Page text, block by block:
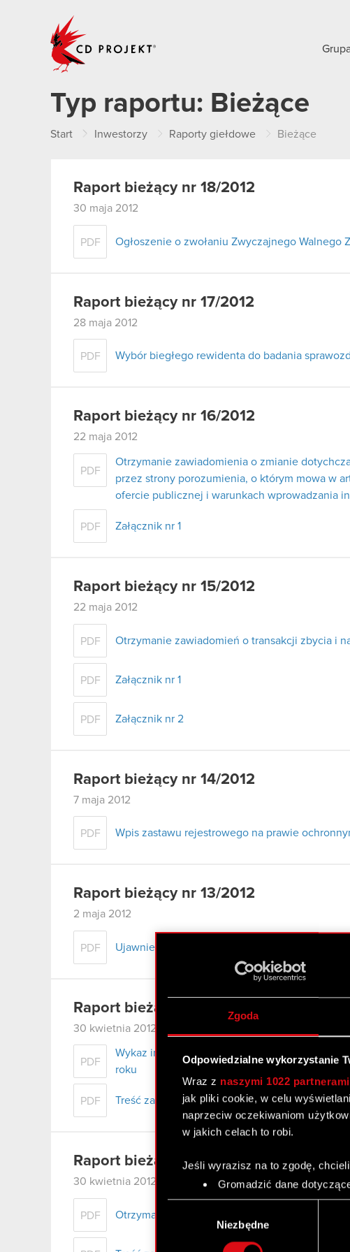
Zgoda
Odpowiedzialne wykorzystanie
Wraz z naszymi 1022 partnerami
jak pliki cookie, w celu
naprzeciw oczekiwaniom
w jakich celach to robi.
Jeśli wyrazisz na to zgodę,
Gromadzić dane
Identyfikować Twoje
Dowiedz się więcej odnośnie
Niezbędne
Typ raportu: Bieżące
Start Inwestorzy Raporty giełdowe Bieżące
Raport bieżący nr 18/2012
30 maja 2012
PDF Ogłoszenie o zwołaniu Zwyczajnego Walnego
Raport bieżący nr 17/2012
28 maja 2012
PDF Wybór biegłego rewidenta do badania
Raport bieżący nr 16/2012
22 maja 2012
PDF
Otrzymanie zawiadomienia o zmianie
przez strony porozumienia, o którym mowa w
ofercie publicznej i warunkach wprowadzania
PDF Załącznik nr 1
Raport bieżący nr 15/2012
22 maja 2012
PDF Otrzymanie zawiadomień o transakcji zbycia i
PDF Załącznik nr 1
PDF Załącznik nr 2
Raport bieżący nr 14/2012
7 maja 2012
PDF Wpis zastawu rejestrowego na prawie
Raport bieżący nr 13/2012
2 maja 2012
PDF Ujawnienie stanu posiadania
Raport bieżący nr 12/2012
30 kwietnia 2012
PDF
Wykaz informacji przekazanych do publicznej
roku
PDF Treść załacznika
Raport bieżący nr 11/2012
30 kwietnia 2012
PDF Otrzymanie zawiadomienia dotyczącego